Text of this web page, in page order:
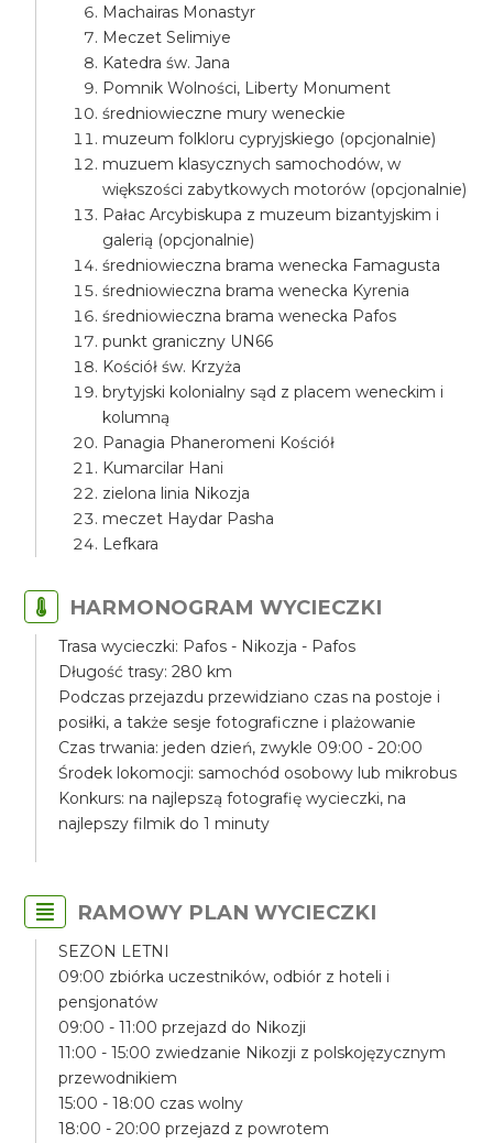
Machairas Monastyr
Meczet Selimiye
Katedra św. Jana
Pomnik Wolności, Liberty Monument
średniowieczne mury weneckie
muzeum folkloru cypryjskiego (opcjonalnie)
muzuem klasycznych samochodów, w
większości zabytkowych motorów (opcjonalnie)
Pałac Arcybiskupa z muzeum bizantyjskim i
galerią (opcjonalnie)
średniowieczna brama wenecka Famagusta
średniowieczna brama wenecka Kyrenia
średniowieczna brama wenecka Pafos
punkt graniczny UN66
Kościół św. Krzyża
brytyjski kolonialny sąd z placem weneckim i
kolumną
Panagia Phaneromeni Kościół
Kumarcilar Hani
zielona linia Nikozja
meczet Haydar Pasha
Lefkara
HARMONOGRAM WYCIECZKI
Trasa wycieczki: Pafos - Nikozja - Pafos
Długość trasy: 280 km
Podczas przejazdu przewidziano czas na postoje i
posiłki, a także sesje fotograficzne i plażowanie
Czas trwania: jeden dzień, zwykle 09:00 - 20:00
Środek lokomocji: samochód osobowy lub mikrobus
Konkurs: na najlepszą fotografię wycieczki, na
najlepszy filmik do 1 minuty
RAMOWY PLAN WYCIECZKI
SEZON LETNI
09:00 zbiórka uczestników, odbiór z hoteli i
pensjonatów
09:00 - 11:00 przejazd do Nikozji
11:00 - 15:00 zwiedzanie Nikozji z polskojęzycznym
przewodnikiem
15:00 - 18:00 czas wolny
18:00 - 20:00 przejazd z powrotem